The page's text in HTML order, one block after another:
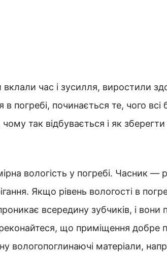
час і зусилля, виростили
в погребі, починається те, чого
так відбувається і як
вологість у погребі. Часник —
Якщо рівень вологості в
всередину зубчиків, і
що приміщення добре
вологопоглинаючі матеріали,